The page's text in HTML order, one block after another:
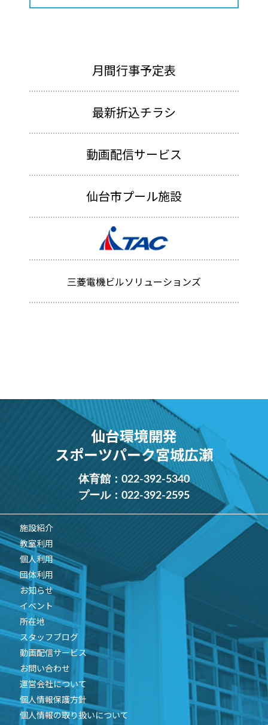
月間行事予定表
最新折込チラシ
動画配信サービス
仙台市プール施設
三菱電機ビルソリューションズ
仙台環境開発
スポーツパーク宮城広瀬
体育館： 022-392-5340
プール： 022-392-2595
施設紹介
教室利用
個人利用
団体利用
お知らせ
イベント
所在地
スタッフブログ
動画配信サービス
お問い合わせ
運営会社について
個人情報保護方針
個人情報の取り扱いについて